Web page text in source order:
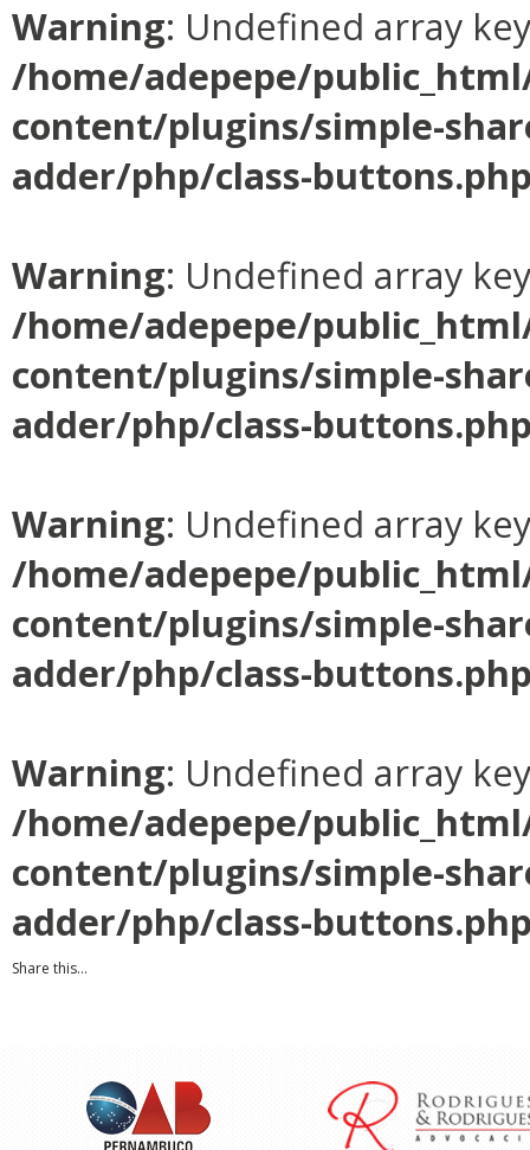
Warning: Undefined array
/home/adepepe/
content/plugins/simple-
adder/php/class-
Warning: Undefined array
/home/adepepe/
content/plugins/simple-
adder/php/class-
Warning: Undefined array
/home/adepepe/
content/plugins/simple-
adder/php/class-
Warning: Undefined array
/home/adepepe/
content/plugins/simple-
adder/php/class-
Share this...